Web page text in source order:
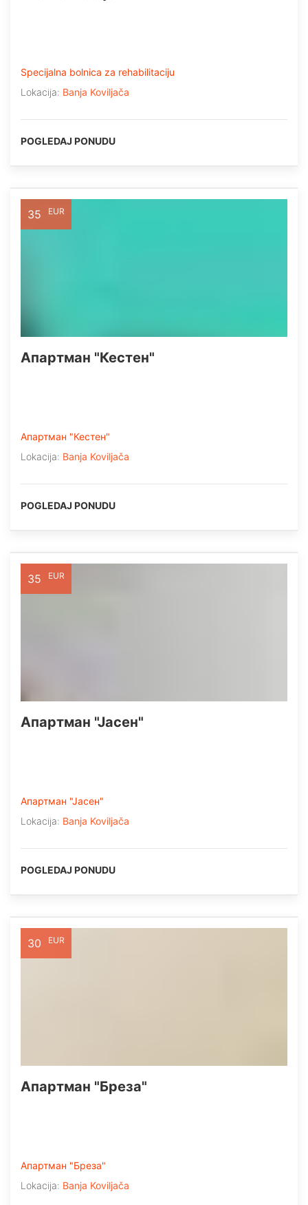
Specijalna bolnica za rehabilitaciju
Lokacija: Banja Koviljača
POGLEDAJ PONUDU
35 EUR
Апартман "Кестен"
Апартман "Кестен"
Lokacija: Banja Koviljača
POGLEDAJ PONUDU
35 EUR
Апартман "Јасен"
Апартман "Јасен"
Lokacija: Banja Koviljača
POGLEDAJ PONUDU
30 EUR
Апартман "Бреза"
Апартман "Бреза"
Lokacija: Banja Koviljača